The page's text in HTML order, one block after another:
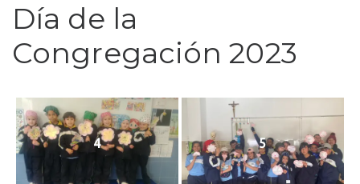
Día de la
Congregación 2023
4 5